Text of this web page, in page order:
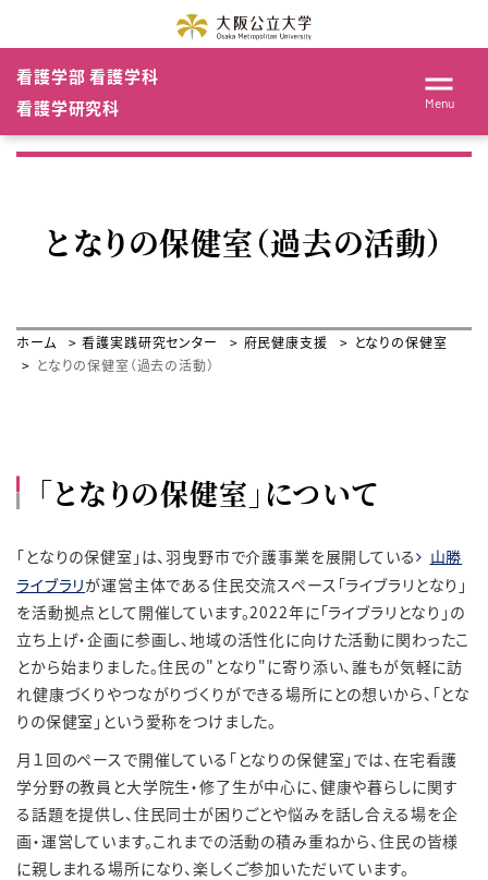
看護学部 看護学科
看護学研究科
Menu
となりの保健室（過去の活動）
ホーム 看護実践研究センター 府民健康支援
となりの保健室
となりの保健室（過去の活動）
「となりの保健室」について
「となりの保健室」は、羽曳野市で介護事業を展開している
山勝
ライブラリが運営主体である住民交流スペース「ライブラリとなり」
を活動拠点として開催しています。2022年に「ライブラリとなり」の
立ち上げ・企画に参画し、地域の活性化に向けた活動に関わったこ
とから始まりました。住民の" となり "に寄り添い、誰もが気軽に訪
れ健康づくりやつながりづくりができる場所にとの想いから、「とな
りの保健室」という愛称をつけました。
月１回のペースで開催している「となりの保健室」では、在宅看護
学分野の教員と大学院生・修了生が中心に、健康や暮らしに関す
る話題を提供し、住民同士が困りごとや悩みを話し合える場を企
画・運営しています。これまでの活動の積み重ねから、住民の皆様
に親しまれる場所になり、楽しくご参加いただいています。